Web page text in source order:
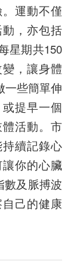
運動不僅
，亦包括
星期共150
，讓身體
一些簡單伸
提早一個
活動。市
續記錄心
你的心臟
數及脈搏波
己的健康